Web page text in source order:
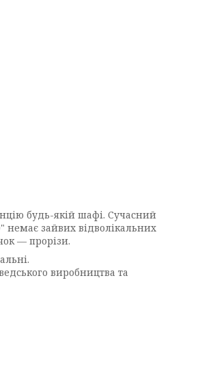
будь-якій шафі. Сучасний
зайвих відволікальних
— прорізи.
виробництва та